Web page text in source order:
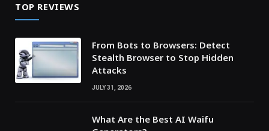
TOP REVIEWS
From Bots to Browsers: Detect
Stealth Browser to Stop Hidden
Attacks
JULY 31, 2026
What Are the Best AI Waifu